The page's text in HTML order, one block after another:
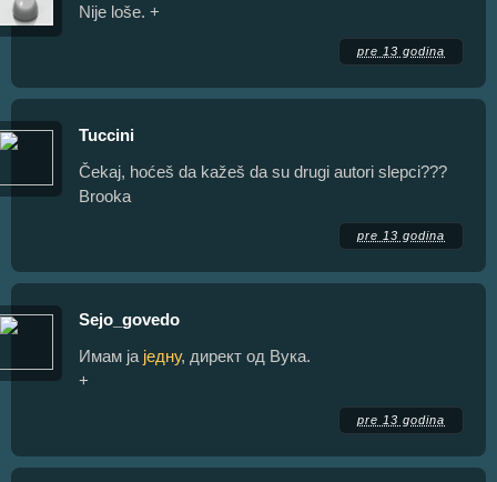
Nije loše. +
pre 13 godina
Tuccini
Čekaj, hoćeš da kažeš da su drugi autori slepci???
Brooka
pre 13 godina
Sejo_govedo
Имам ја једну, директ од Вука.
+
pre 13 godina